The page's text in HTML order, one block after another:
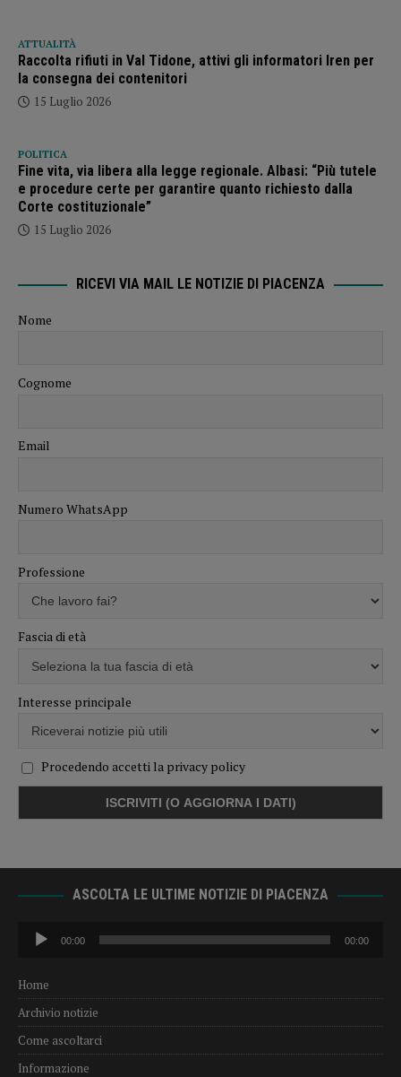
ATTUALITÀ
Raccolta rifiuti in Val Tidone, attivi gli informatori Iren per
la consegna dei contenitori
15 Luglio 2026
POLITICA
Fine vita, via libera alla legge regionale. Albasi: “Più tutele
e procedure certe per garantire quanto richiesto dalla
Corte costituzionale”
15 Luglio 2026
RICEVI VIA MAIL LE NOTIZIE DI PIACENZA
Nome
Cognome
Email
Numero WhatsApp
Professione
Fascia di età
Interesse principale
Procedendo accetti la privacy policy
ASCOLTA LE ULTIME NOTIZIE DI PIACENZA
Audio
Player
00:00 00:00
Home
Archivio notizie
Come ascoltarci
Informazione